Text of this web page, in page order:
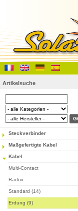
Artikelsuche
Steckverbinder
Maßgefertigte Kabel
Kabel
Multi-Contact
Radox
Standard (14)
Erdung (9)